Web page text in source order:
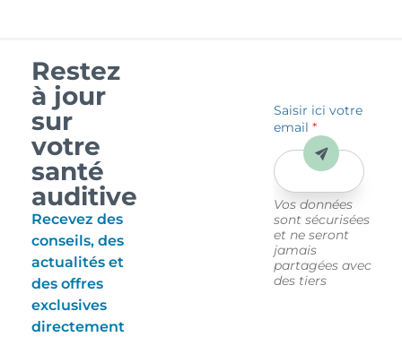
Restez
à jour
sur
votre
santé
auditive
Recevez des
conseils, des
actualités et
des offres
exclusives
directement
Saisir ici votre
email*
Vos données
sont sécurisées
et ne seront
jamais
partagées avec
des tiers
Envoyer